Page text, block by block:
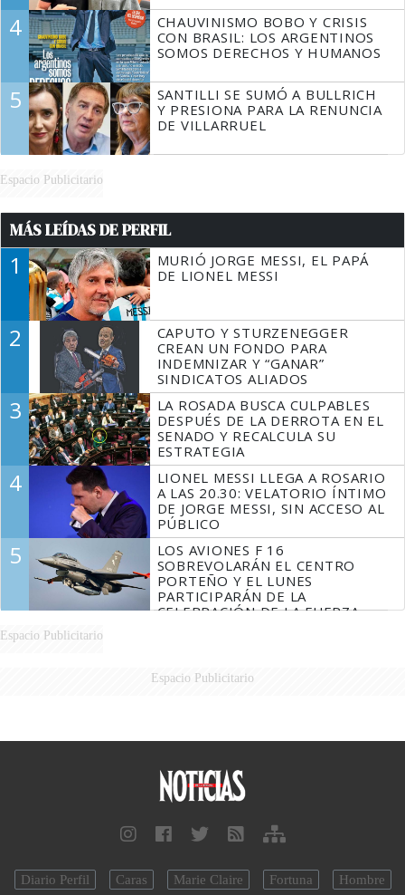
4
CHAUVINISMO BOBO Y CRISIS
CON BRASIL: LOS ARGENTINOS
SOMOS DERECHOS Y HUMANOS
5
SANTILLI SE SUMÓ A BULLRICH
Y PRESIONA PARA LA RENUNCIA
DE VILLARRUEL
Espacio Publicitario
MÁS LEÍDAS DE PERFIL
1
MURIÓ JORGE MESSI, EL PAPÁ
DE LIONEL MESSI
2
CAPUTO Y STURZENEGGER
CREAN UN FONDO PARA
INDEMNIZAR Y “GANAR”
SINDICATOS ALIADOS
3
LA ROSADA BUSCA CULPABLES
DESPUÉS DE LA DERROTA EN EL
SENADO Y RECALCULA SU
ESTRATEGIA
4
LIONEL MESSI LLEGA A ROSARIO
A LAS 20.30: VELATORIO ÍNTIMO
DE JORGE MESSI, SIN ACCESO AL
PÚBLICO
5
LOS AVIONES F 16
SOBREVOLARÁN EL CENTRO
PORTEÑO Y EL LUNES
PARTICIPARÁN DE LA
CELEBRACIÓN DE LA FUERZA
Espacio Publicitario
Espacio Publicitario
Diario Perfil Caras Marie Claire Fortuna Hombre